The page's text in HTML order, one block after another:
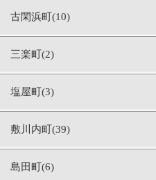
古閑浜町(10)
三楽町(2)
塩屋町(3)
敷川内町(39)
島田町(6)